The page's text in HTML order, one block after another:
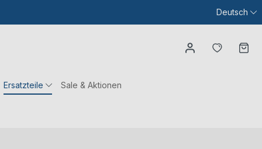
Deutsch
Du
Ersatzteile Sale & Aktionen